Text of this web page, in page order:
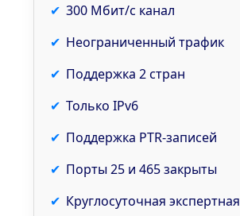
300 Мбит/с канал
Неограниченный трафик
Поддержка 2 стран
Только IPv6
Поддержка PTR-записей
Порты 25 и 465 закрыты
Круглосуточная экспертная